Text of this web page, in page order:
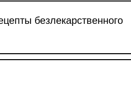
безлекарственного